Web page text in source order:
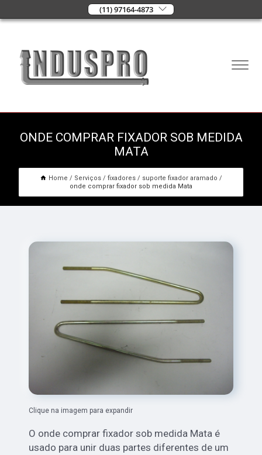
(11) 97164-4873
ONDE COMPRAR FIXADOR SOB MEDIDA
MATA
Home Serviços fixadores
suporte fixador aramado
onde comprar fixador sob medida Mata
Clique na imagem para expandir
O onde comprar fixador sob medida Mata é
usado para unir duas partes diferentes de um